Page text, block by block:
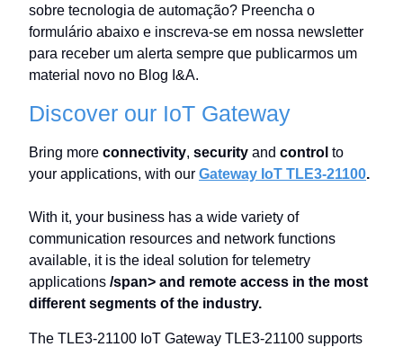
sobre tecnologia de automação? Preencha o
formulário abaixo e inscreva-se em nossa newsletter
para receber um alerta sempre que publicarmos um
material novo no Blog I&A.
Discover our IoT Gateway
Bring more connectivity, security and control to
your applications, with our Gateway IoT TLE3-21100.
With it, your business has a wide variety of
communication resources and network functions
available, it is the ideal solution for telemetry
applications /span> and remote access in the most
different segments of the industry.
The TLE3-21100 IoT Gateway TLE3-21100 supports